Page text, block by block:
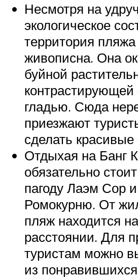
Несмотря на
экологическое
территория пляжа
живописна. Она
буйной
контрастирующей
гладью. Сюда
приезжают
сделать
Отдыхая на Банг
обязательно
пагоду Лаэм Сор
Ромокурню. От
пляж находится
расстоянии. Для
туристам можно
из